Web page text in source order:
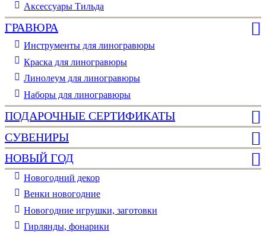
Аксессуары Тильда
ГРАВЮРА
Инструменты для линогравюры
Краска для линогравюры
Линолеум для линогравюры
Наборы для линогравюры
ПОДАРОЧНЫЕ СЕРТИФИКАТЫ
СУВЕНИРЫ
НОВЫЙ ГОД
Новогодний декор
Венки новогодние
Новогодние игрушки, заготовки
Гирлянды, фонарики